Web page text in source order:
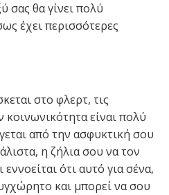
σας θα γίνει πολύ
έχει περισσότερες
στο φλερτ, τις
κοινωνικότητα είναι πολύ
από την ασφυκτική σου
η ζήλια σου να τον
ότι αυτό για σένα,
και μπορεί να σου